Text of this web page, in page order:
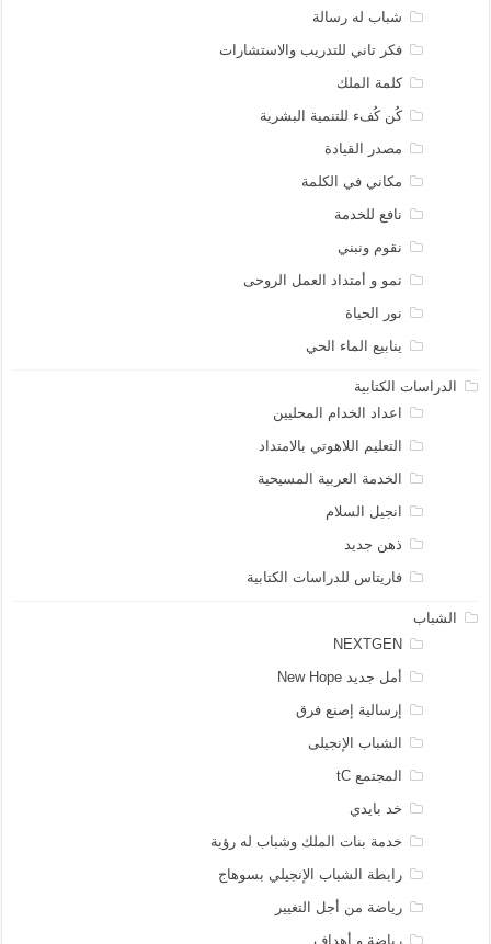
شباب له رسالة
فكر تاني للتدريب والاستشارات
كلمة الملك
كُن كُفء للتنمية البشرية
مصدر القيادة
مكاني في الكلمة
نافع للخدمة
نقوم ونبني
نمو و أمتداد العمل الروحى
نور الحياة
ينابيع الماء الحي
الدراسات الكتابية
اعداد الخدام المحليين
التعليم اللاهوتي بالامتداد
الخدمة العربية المسيحية
انجيل السلام
ذهن جديد
فاريتاس للدراسات الكتابية
الشباب
NEXTGEN
أمل جديد New Hope
إرسالية إصنع فرق
الشباب الإنجيلى
المجتمع tC
خد بايدي
خدمة بنات الملك وشباب له رؤية
رابطة الشباب الإنجيلي بسوهاج
رياضة من أجل التغيير
رياضة و أهداف